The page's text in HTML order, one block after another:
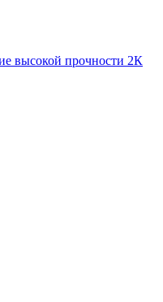
высокой прочности 2К